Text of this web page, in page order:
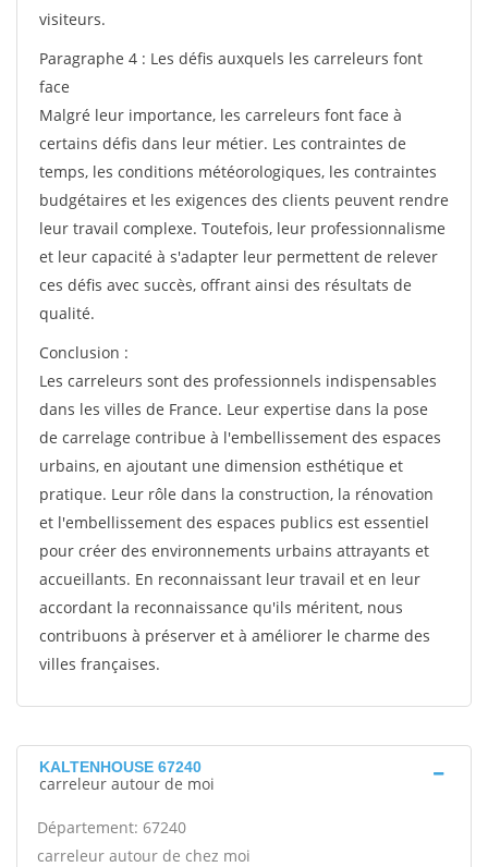
visiteurs.
Paragraphe 4 : Les défis auxquels les carreleurs font
face
Malgré leur importance, les carreleurs font face à
certains défis dans leur métier. Les contraintes de
temps, les conditions météorologiques, les contraintes
budgétaires et les exigences des clients peuvent rendre
leur travail complexe. Toutefois, leur professionnalisme
et leur capacité à s'adapter leur permettent de relever
ces défis avec succès, offrant ainsi des résultats de
qualité.
Conclusion :
Les carreleurs sont des professionnels indispensables
dans les villes de France. Leur expertise dans la pose
de carrelage contribue à l'embellissement des espaces
urbains, en ajoutant une dimension esthétique et
pratique. Leur rôle dans la construction, la rénovation
et l'embellissement des espaces publics est essentiel
pour créer des environnements urbains attrayants et
accueillants. En reconnaissant leur travail et en leur
accordant la reconnaissance qu'ils méritent, nous
contribuons à préserver et à améliorer le charme des
villes françaises.
KALTENHOUSE 67240
carreleur autour de moi
Département: 67240
carreleur autour de chez moi